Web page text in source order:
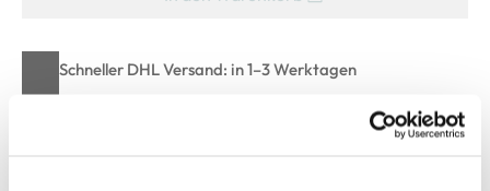
Schneller DHL Versand: in 1–3 Werktagen